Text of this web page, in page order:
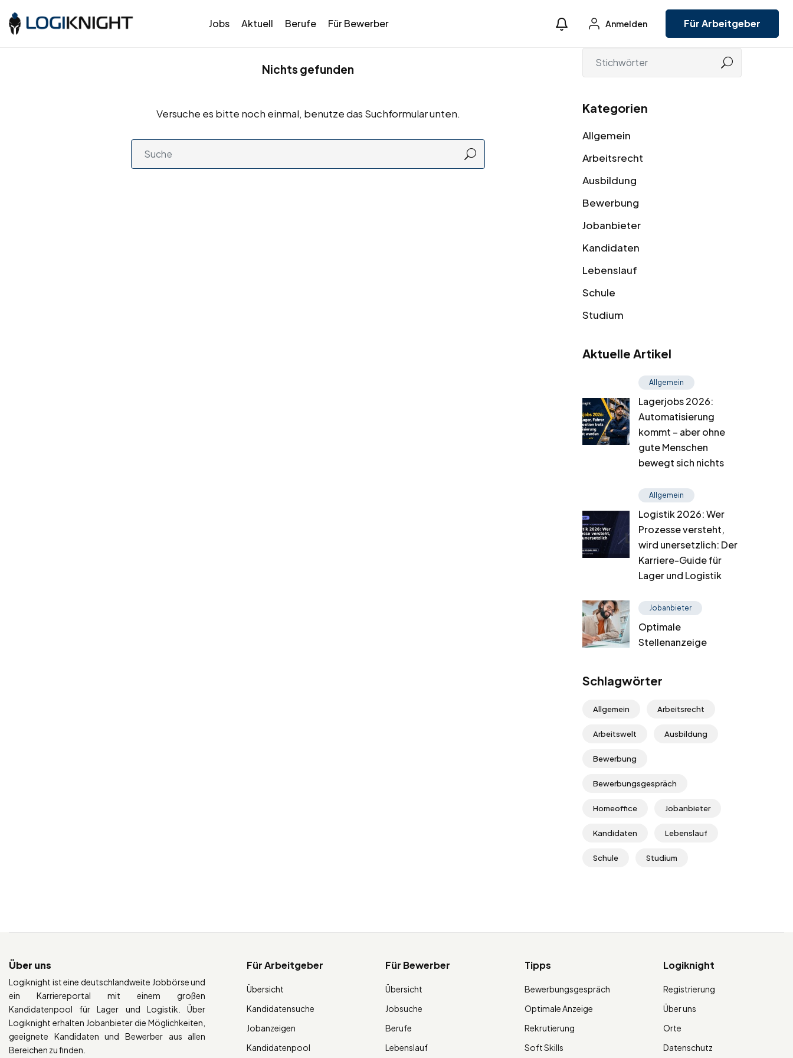
Jobs Aktuell Berufe Für Bewerber Anmelden Für Arbeitgeber
Nichts gefunden
Versuche es bitte noch einmal, benutze das Suchformular unten. Kategorien
Allgemein
Arbeitsrecht
Ausbildung
Bewerbung
Jobanbieter
Kandidaten
Lebenslauf
Schule
Studium
Aktuelle Artikel
Allgemein
Lagerjobs 2026:
Automatisierung
kommt – aber ohne
gute Menschen
bewegt sich nichts
Allgemein
Logistik 2026: Wer
Prozesse versteht,
wird unersetzlich: Der
Karriere-Guide für
Lager und Logistik
Jobanbieter
Optimale
Stellenanzeige
Schlagwörter
Allgemein Arbeitsrecht
Arbeitswelt Ausbildung
Bewerbung
Bewerbungsgespräch
Homeoffice Jobanbieter
Kandidaten Lebenslauf
Schule Studium
Über uns
Logiknight ist eine deutschlandweite Jobbörse und
ein Karriereportal mit einem großen
Kandidatenpool für Lager und Logistik. Über
Logiknight erhalten Jobanbieter die Möglichkeiten,
geeignete Kandidaten und Bewerber aus allen
Bereichen zu finden.
Für Arbeitgeber
Übersicht
Kandidatensuche
Jobanzeigen
Kandidatenpool
Für Bewerber
Übersicht
Jobsuche
Berufe
Lebenslauf
Tipps
Bewerbungsgespräch
Optimale Anzeige
Rekrutierung
Soft Skills
Logiknight
Registrierung
Über uns
Orte
Datenschutz